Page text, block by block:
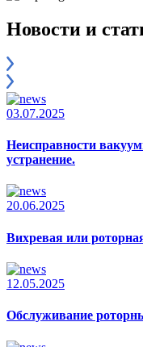
Новости и
03.07.2025
Неисправности
устранение.
20.06.2025
Вихревая или
12.05.2025
Обслуживание